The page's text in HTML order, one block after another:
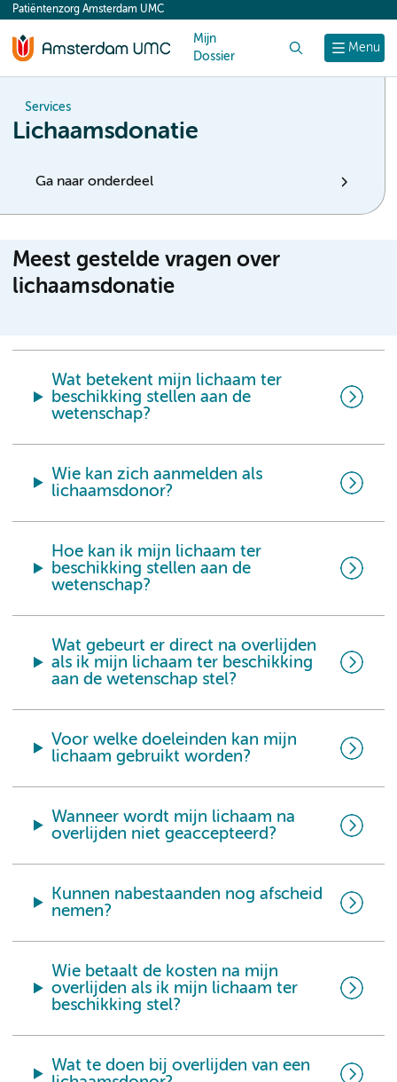
content
Menu
Patiëntenzorg Amsterdam UMC
Mijn
Dossier
Services
Lichaamsdonatie
Ga naar onderdeel
Meest gestelde vragen over
lichaamsdonatie
Wat betekent mijn lichaam ter
beschikking stellen aan de
wetenschap?
Wie kan zich aanmelden als
lichaamsdonor?
Hoe kan ik mijn lichaam ter
beschikking stellen aan de
wetenschap?
Wat gebeurt er direct na overlijden
als ik mijn lichaam ter beschikking
aan de wetenschap stel?
Voor welke doeleinden kan mijn
lichaam gebruikt worden?
Wanneer wordt mijn lichaam na
overlijden niet geaccepteerd?
Kunnen nabestaanden nog afscheid
nemen?
Wie betaalt de kosten na mijn
overlijden als ik mijn lichaam ter
beschikking stel?
Wat te doen bij overlijden van een